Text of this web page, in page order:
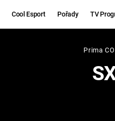
Cool Esport Pořady TV
Prima